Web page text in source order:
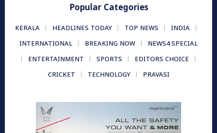
Popular Categories
KERALA HEADLINES TODAY TOP NEWS
INDIA
INTERNATIONAL
BREAKING NOW
NEWS4 SPECIAL
ENTERTAINMENT
SPORTS
EDITORS CHOICE
CRICKET
TECHNOLOGY PRAVASI